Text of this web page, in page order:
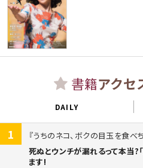
書籍アクセ
DAILY
1
うちのネコ、ボクの目玉を食べ
死ぬとウンチが漏れるって本当?
ます!